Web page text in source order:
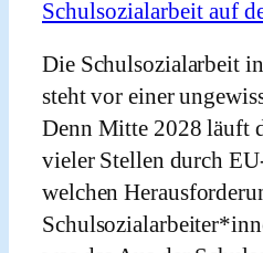
vieler Stellen durch EU-Mittel
Schulsozialarbeit auf
Die Schulsozialarbeit
steht vor einer
Denn Mitte 2028 läuft
vieler Stellen durch
welchen